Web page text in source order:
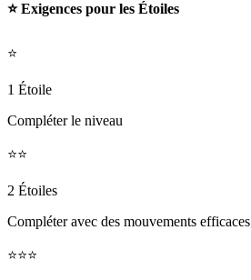
⭐ Exigences pour les Étoiles
⭐
1 Étoile
Compléter le niveau
⭐⭐
2 Étoiles
Compléter avec des mouvements efficaces
⭐⭐⭐